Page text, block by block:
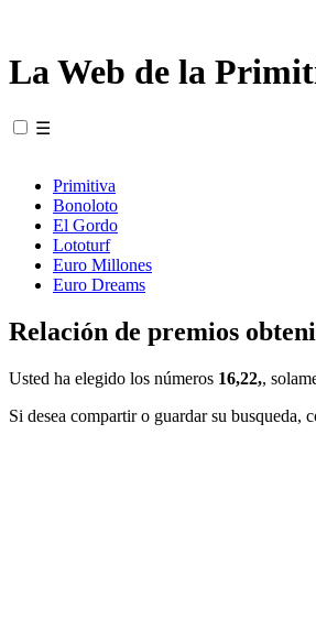
La Web de la
☰
Primitiva
Bonoloto
El Gordo
Lototurf
Euro Millones
Euro Dreams
Relación de premios
Usted ha elegido los números 16,22,,
Si desea compartir o guardar su busqueda,